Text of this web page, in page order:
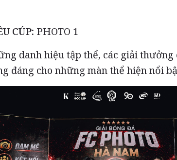
CÚP: PHOTO 1
danh hiệu tập thể, các giải
đáng cho những màn thể hiện nổi